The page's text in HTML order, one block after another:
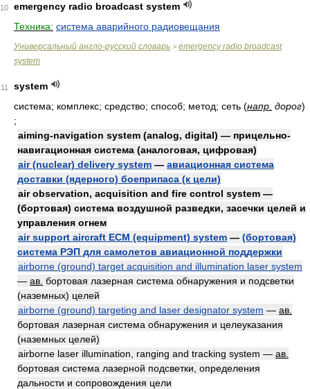
10
emergency radio broadcast system
Техника: система аварийного радиовещания
Универсальный англо-русский словарь > emergency radio broadcast
system
11
system
система; комплекс; средство; способ; метод; сеть (напр. дорог)
;
aiming-navigation system (analog, digital) — прицельно-
навигационная система (аналоговая, цифровая)
air (nuclear) delivery system — авиационная система
доставки (ядерного) боеприпаса (к цели)
air observation, acquisition and fire control system —
(бортовая) система воздушной разведки, засечки целей и
управления огнем
air support aircraft ECM (equipment) system — (бортовая)
система РЭП для самолетов авиационной поддержки
airborne (ground) target acquisition and illumination laser system
— ав. бортовая лазерная система обнаружения и подсветки
(наземных) целей
airborne (ground) targeting and laser designator system — ав.
бортовая лазерная система обнаружения и целеуказания
(наземных целей)
airborne laser illumination, ranging and tracking system — ав.
бортовая система лазерной подсветки, определения
дальности и сопровождения цели